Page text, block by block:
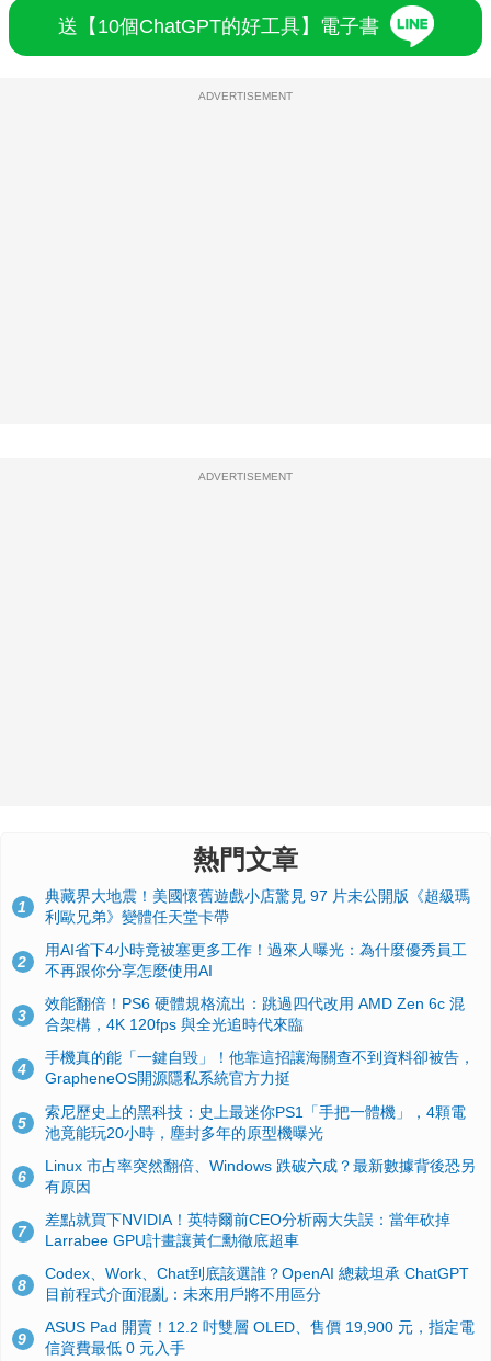
送【10個ChatGPT的好工具】電子書
ADVERTISEMENT
ADVERTISEMENT
熱門文章
1
典藏界大地震！美國懷舊遊戲小店驚見 97 片未公開版《超級瑪
利歐兄弟》變體任天堂卡帶
2
用AI省下4小時竟被塞更多工作！過來人曝光：為什麼優秀員工
不再跟你分享怎麼使用AI
3
效能翻倍！PS6 硬體規格流出：跳過四代改用 AMD Zen 6c 混
合架構，4K 120fps 與全光追時代來臨
4
手機真的能「一鍵自毀」！他靠這招讓海關查不到資料卻被告，
GrapheneOS開源隱私系統官方力挺
5
索尼歷史上的黑科技：史上最迷你PS1「手把一體機」，4顆電
池竟能玩20小時，塵封多年的原型機曝光
6
Linux 市占率突然翻倍、Windows 跌破六成？最新數據背後恐另
有原因
7
差點就買下NVIDIA！英特爾前CEO分析兩大失誤：當年砍掉
Larrabee GPU計畫讓黃仁勳徹底超車
8
Codex、Work、Chat到底該選誰？OpenAI 總裁坦承 ChatGPT
目前程式介面混亂：未來用戶將不用區分
9
ASUS Pad 開賣！12.2 吋雙層 OLED、售價 19,900 元，指定電
信資費最低 0 元入手